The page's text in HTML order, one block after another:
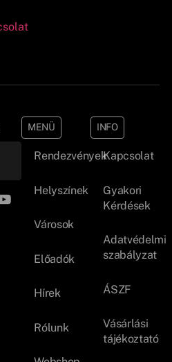
MENÜ
Rendezvények
Helyszínek
Városok
Előadók
Hírek
Rólunk
INFO
Kapcsolat
Gyakori
Kérdések
Adatvédelmi
szabályzat
ÁSZF
Vásárlási
tájékoztató